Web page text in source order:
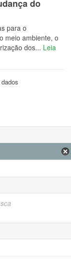
do
para o
meio ambiente, o
dos... Leia